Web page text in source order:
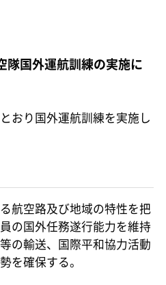
隊国外運航訓練の実施に
おり国外運航訓練を実施し
航空路及び地域の特性を把
の国外任務遂行能力を維持
の輸送、国際平和協力活動
を確保する。